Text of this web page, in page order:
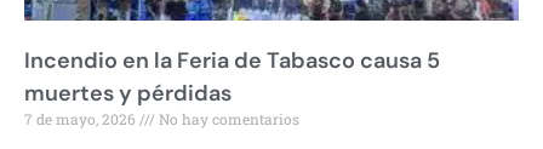
Incendio en la Feria de Tabasco causa 5
muertes y pérdidas
7 de mayo, 2026 No hay comentarios